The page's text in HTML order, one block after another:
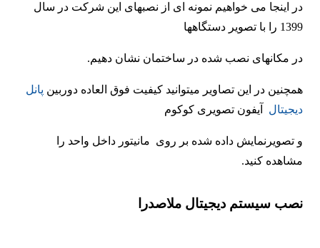
در اینجا می خواهیم نمونه ای از نصبهای این شرکت در سال
1399 را با تصویر دستگاهها
در مکانهای نصب شده در ساختمان نشان دهیم.
همچنین در این تصاویر میتوانید کیفیت فوق العاده دوربین پانل
دیجیتال
آیفون تصویری کوکوم
و تصویرنمایش داده شده بر روی مانیتور داخل واحد را
مشاهده کنید.
نصب سیستم دیجیتال ملاصدرا